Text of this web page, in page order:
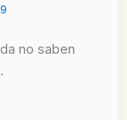
no saben